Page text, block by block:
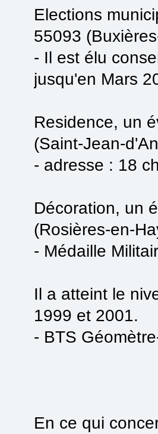
Elections
55093
- Il est élu
jusqu'en Mars
Residence, un
(Saint-Jean-
- adresse : 18
Décoration, un
(Rosières-en-
- Médaille
Il a atteint le
1999 et 2001.
- BTS
En ce qui